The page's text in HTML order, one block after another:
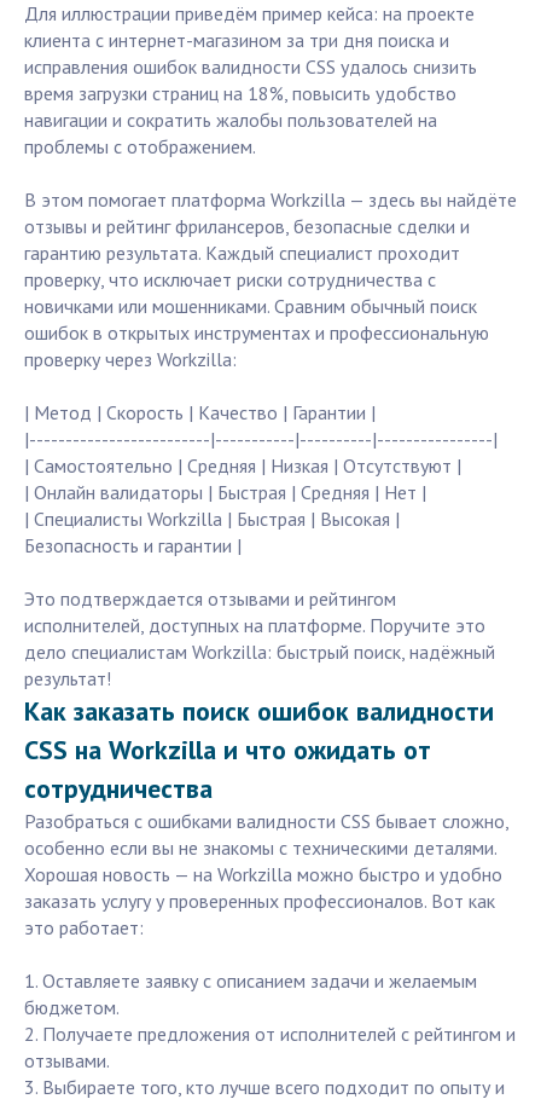
Для иллюстрации приведём пример кейса: на проекте
клиента с интернет-магазином за три дня поиска и
исправления ошибок валидности CSS удалось снизить
время загрузки страниц на 18%, повысить удобство
навигации и сократить жалобы пользователей на
проблемы с отображением.
В этом помогает платформа Workzilla — здесь вы найдёте
отзывы и рейтинг фрилансеров, безопасные сделки и
гарантию результата. Каждый специалист проходит
проверку, что исключает риски сотрудничества с
новичками или мошенниками. Сравним обычный поиск
ошибок в открытых инструментах и профессиональную
проверку через Workzilla:
| Метод | Скорость | Качество | Гарантии |
|-------------------------|-----------|----------|----------------|
| Самостоятельно | Средняя | Низкая | Отсутствуют |
| Онлайн валидаторы | Быстрая | Средняя | Нет |
| Специалисты Workzilla | Быстрая | Высокая |
Безопасность и гарантии |
Это подтверждается отзывами и рейтингом
исполнителей, доступных на платформе. Поручите это
дело специалистам Workzilla: быстрый поиск, надёжный
результат!
Как заказать поиск ошибок валидности
CSS на Workzilla и что ожидать от
сотрудничества
Разобраться с ошибками валидности CSS бывает сложно,
особенно если вы не знакомы с техническими деталями.
Хорошая новость — на Workzilla можно быстро и удобно
заказать услугу у проверенных профессионалов. Вот как
это работает:
1. Оставляете заявку с описанием задачи и желаемым
бюджетом.
2. Получаете предложения от исполнителей с рейтингом и
отзывами.
3. Выбираете того, кто лучше всего подходит по опыту и